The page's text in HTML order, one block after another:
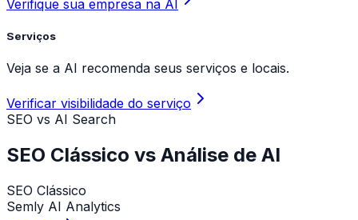
Verifique sua empresa na AI
Serviços
Veja se a AI recomenda seus serviços e locais.
Verificar visibilidade do serviço
SEO vs AI Search
SEO Clássico vs Análise de AI
SEO Clássico
Semly AI Analytics